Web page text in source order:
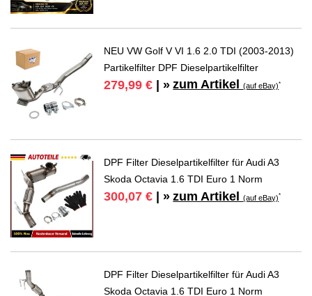
NEU VW Golf V VI 1.6 2.0 TDI (2003-2013)
Partikelfilter DPF Dieselpartikelfilter
279,99 € | » zum Artikel(auf eBay)*
DPF Filter Dieselpartikelfilter für Audi A3
Skoda Octavia 1.6 TDI Euro 1 Norm
300,07 € | » zum Artikel(auf eBay)*
DPF Filter Dieselpartikelfilter für Audi A3
Skoda Octavia 1.6 TDI Euro 1 Norm